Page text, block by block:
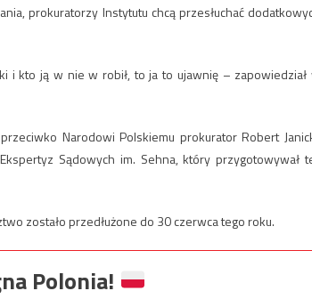
prokuratorzy Instytutu chcą przesłuchać
i kto ją w nie w robił, to ja to ujawnię – zapowiedział
Narodowi Polskiemu prokurator Robert
Sądowych im. Sehna, który przygotowywał
zostało przedłużone do 30 czerwca tego roku.
Polonia!